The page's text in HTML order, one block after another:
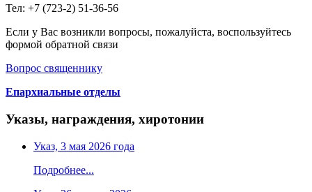
Тел: +7 (723-2) 51-36-56
Если у Вас возникли вопросы, пожалуйста, воспользуйтесь
формой обратной связи
Вопрос священнику
Епархиальные отделы
Указы, награждения, хиротонии
Указ, 3 мая 2026 года
Подробнее...